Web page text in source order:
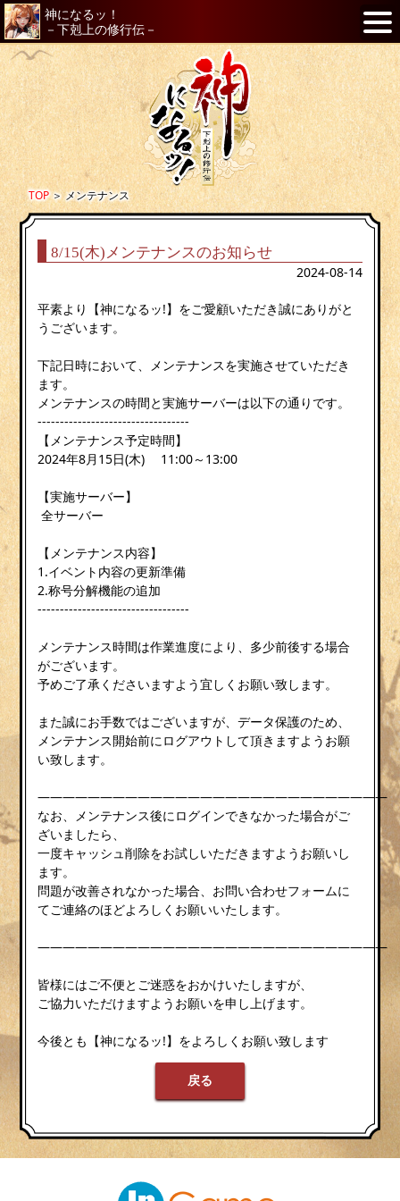
神になるッ！
－下剋上の修行伝－
TOP＞メンテナンス
8/15(木)メンテナンスのお知らせ
2024-08-14
平素より【神になるッ!】をご愛顧いただき誠にありがと
うございます。
下記日時において、メンテナンスを実施させていただき
ます。
メンテナンスの時間と実施サーバーは以下の通りです。
----------------------------------
【メンテナンス予定時間】
2024年8月15日(木) 11:00～13:00
【実施サーバー】
全サーバー
【メンテナンス内容】
1.イベント内容の更新準備
2.称号分解機能の追加
----------------------------------
メンテナンス時間は作業進度により、多少前後する場合
がございます。
予めご了承くださいますよう宜しくお願い致します。
また誠にお手数ではございますが、データ保護のため、
メンテナンス開始前にログアウトして頂きますようお願
い致します。
————————————————————————————
なお、メンテナンス後にログインできなかった場合がご
ざいましたら、
一度キャッシュ削除をお試しいただきますようお願いし
ます。
問題が改善されなかった場合、お問い合わせフォームに
てご連絡のほどよろしくお願いいたします。
————————————————————————————
皆様にはご不便とご迷惑をおかけいたしますが、
ご協力いただけますようお願いを申し上げます。
今後とも【神になるッ!】をよろしくお願い致します
戻る